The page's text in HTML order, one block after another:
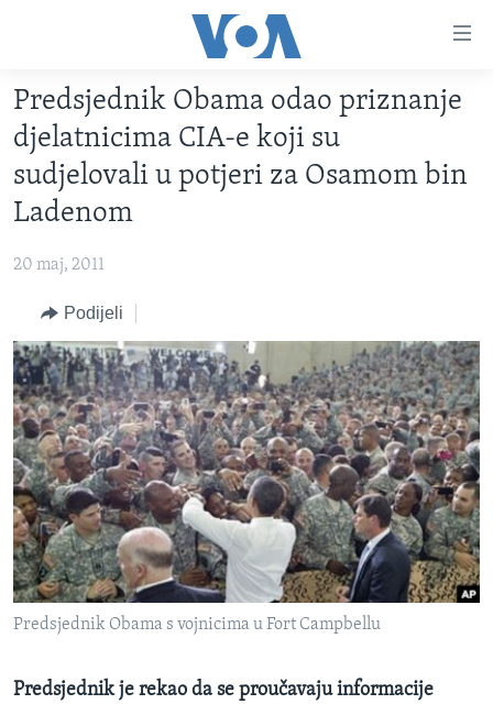
glavni
sadržaj
Pređi
na
glavnu
Idi
pretragu
TV PROGRAM
VIDEO
FOTOGRAFIJE DANA
SJEDINJENE AMERIČKE DRŽAVE
BOSNA I HERCEGOVINA
SVIJET
NAUKA I TEHNOLOGIJA
SPECIJALNI PROJEKTI
KORUPCIJA
SLOBODA MEDIJA
ŽENSKA STRANA
IZBJEGLIČKA STRANA
MAGAZIN
O GLASU AMERIKE
Learning English
Predsjednik Obama odao priznanje
djelatnicima CIA-e koji su
sudjelovali u potjeri za Osamom bin
Ladenom
20 maj, 2011
Podijeli
Predsjednik Obama s vojnicima u Fort Campbellu
Predsjednik je rekao da se proučavaju informacije